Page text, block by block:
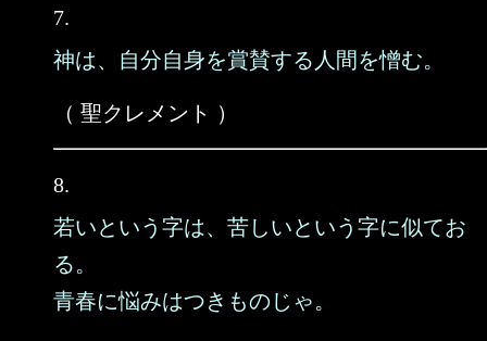
7.
神は、自分自身を賞賛する人間を憎む。
（ 聖クレメント ）
8.
若いという字は、苦しいという字に似てお
る。
青春に悩みはつきものじゃ。